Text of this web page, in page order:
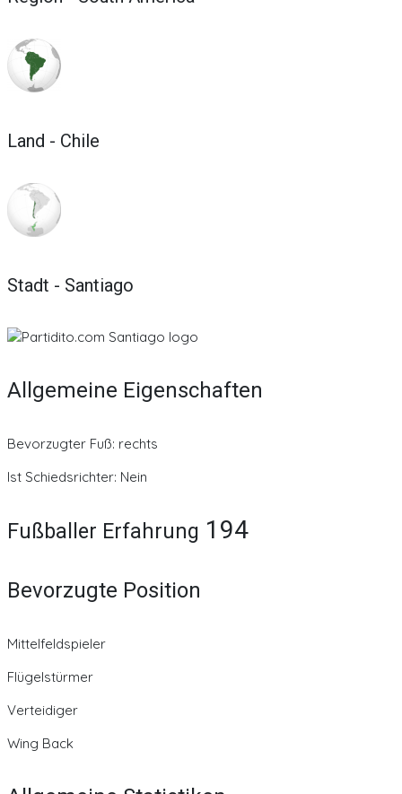
Land - Chile
Stadt - Santiago
Allgemeine Eigenschaften
Bevorzugter Fuß: rechts
Ist Schiedsrichter: Nein
Fußballer Erfahrung 194
Bevorzugte Position
Mittelfeldspieler
Flügelstürmer
Verteidiger
Wing Back